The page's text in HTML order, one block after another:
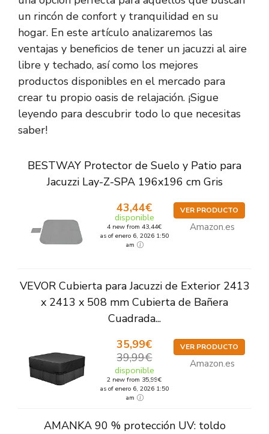
un rincón de confort y tranquilidad en su
hogar. En este artículo analizaremos las
ventajas y beneficios de tener un jacuzzi al aire
libre y techado, así como los mejores
productos disponibles en el mercado para
crear tu propio oasis de relajación. ¡Sigue
leyendo para descubrir todo lo que necesitas
saber!
BESTWAY Protector de Suelo y Patio para
Jacuzzi Lay-Z-SPA 196x196 cm Gris
43,44€
disponible
4 new from 43,44€
as of enero 6, 2026 1:50
am
VER PRODUCTO
Amazon.es
VEVOR Cubierta para Jacuzzi de Exterior 2413
x 2413 x 508 mm Cubierta de Bañera
Cuadrada...
35,99€
39,99€
disponible
2 new from 35,99€
as of enero 6, 2026 1:50
am
VER PRODUCTO
Amazon.es
AMANKA 90 % protección UV: toldo